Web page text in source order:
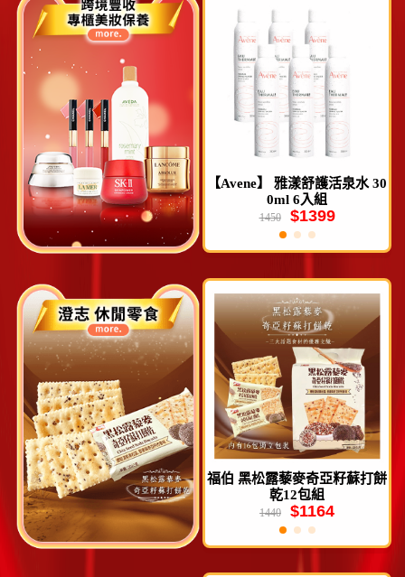
【Avene】 雅漾舒護活泉水 30
0ml 6入組
1450 $1399
【資生堂 】安耐曬金鑽高效防
曬露NA 5X版 60ml
950 $450
福伯 黑松露藜麥奇亞籽蘇打餅
乾12包組
1440 $1164
仁者無敵 元氣堅果禮盒3盒組
1950 $1599